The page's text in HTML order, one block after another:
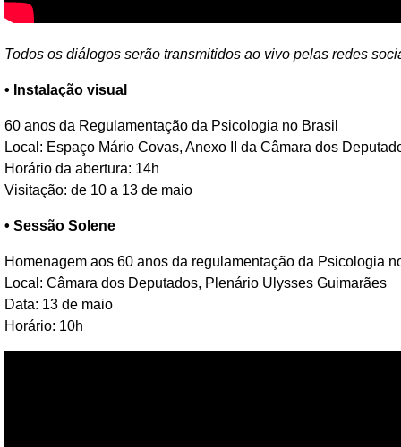
Todos os diálogos serão transmitidos ao vivo pelas redes
• Instalação visual
60 anos da Regulamentação da Psicologia no Brasil
Local: Espaço Mário Covas, Anexo II da Câmara dos
Horário da abertura: 14h
Visitação: de 10 a 13 de maio
• Sessão Solene
Homenagem aos 60 anos da regulamentação da Psicologia
Local: Câmara dos Deputados, Plenário Ulysses Guimarães
Data: 13 de maio
Horário: 10h